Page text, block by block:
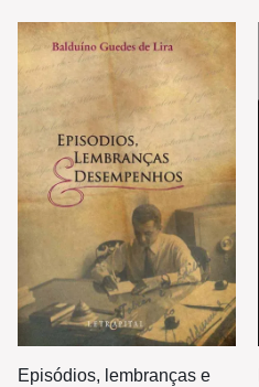
Episódios, lembranças e